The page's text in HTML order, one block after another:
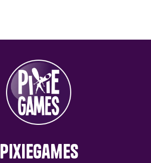
PixieGames